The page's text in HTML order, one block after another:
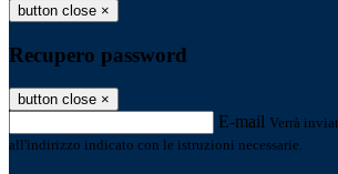
button close ×
Recupero password
button close ×
E-mail Verrà
all'indirizzo indicato con le istruzioni necessarie.